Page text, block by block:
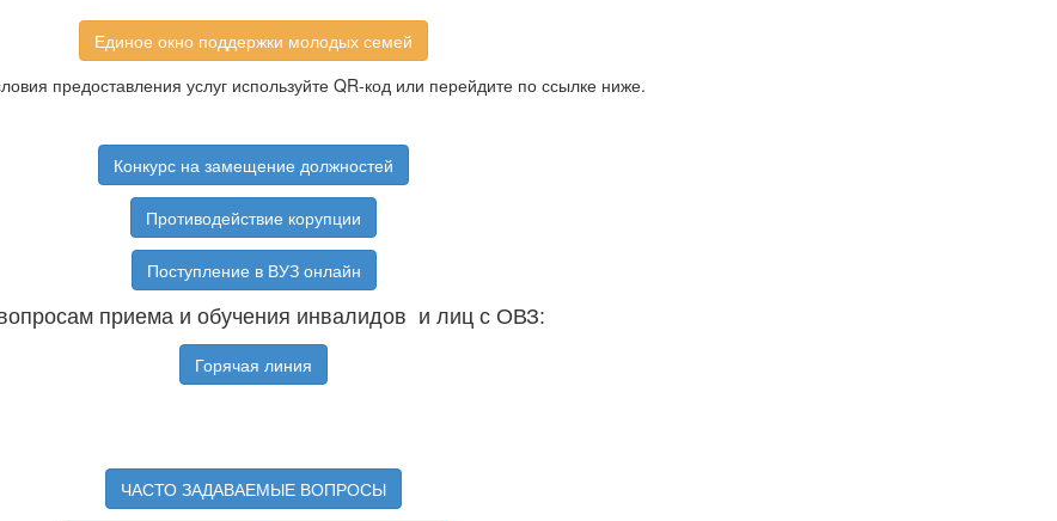
Единое окно поддержки молодых семей
предоставления услуг используйте QR-код или перейдите по ссылке ниже.
Конкурс на замещение должностей
Противодействие корупции
Поступление в ВУЗ онлайн
приема и обучения инвалидов и лиц с ОВЗ:
Горячая линия
ЧАСТО ЗАДАВАЕМЫЕ ВОПРОСЫ